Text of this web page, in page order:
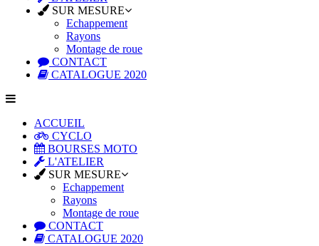
SUR MESURE
Echappement
Rayons
Montage de roue
CONTACT
CATALOGUE 2020
ACCUEIL
CYCLO
BOURSES MOTO
L'ATELIER
SUR MESURE
Echappement
Rayons
Montage de roue
CONTACT
CATALOGUE 2020